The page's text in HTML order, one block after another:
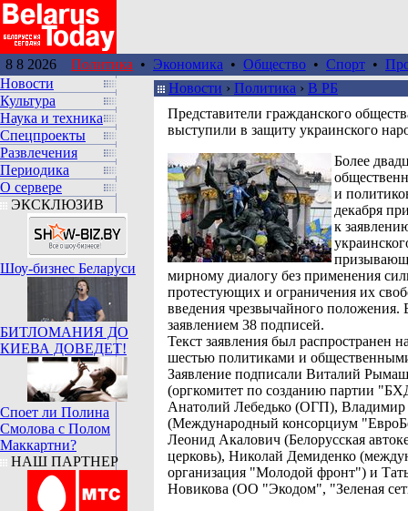
8 8 2026 Политика • Экономика • Общество • Спорт •
Новости
Культура
Наука и техника
Спецпроекты
Развлечения
Периодика
О сервере
ЭКСКЛЮЗИВ
Шоу-бизнес Беларуси
БИТЛОМАНИЯ ДО
КИЕВА ДОВЕДЕТ!
Споет ли Полина
Смолова с Полом
Маккартни?
НАШ ПАРТНЕР
Новости › Политика › В РБ
Представители гражданского
выступили в защиту украинского
Более
и
декабря
к
мирному диалогу без применения
протестующих и ограничения их
введения чрезвычайного положения.
заявлением 38 подписей.
Текст заявления был распространен
шестью политиками и
Заявление подписали Виталий
(оргкомитет по созданию партии
Анатолий Лебедько (ОГП),
(Международный консорциум
Леонид Акалович (Белорусская
церковь), Николай Демиденко
организация "Молодой фронт") и
Новикова (ОО "Экодом", "Зеленая